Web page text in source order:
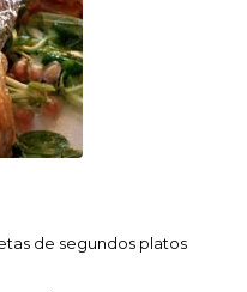
de segundos platos